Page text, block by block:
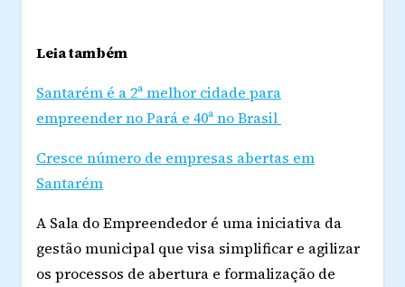
Leia também
Santarém é a 2ª melhor cidade para
empreender no Pará e 40ª no Brasil
Cresce número de empresas abertas em
Santarém
A Sala do Empreendedor é uma iniciativa da
gestão municipal que visa simplificar e agilizar
os processos de abertura e formalização de